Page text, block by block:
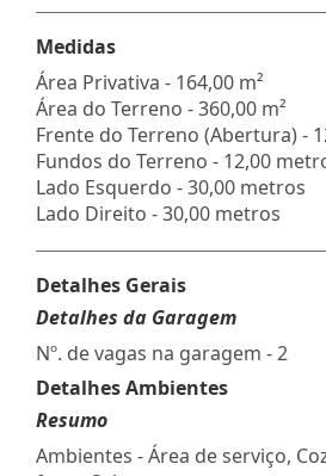
Medidas
Área Privativa - 164,00 m²
Área do Terreno - 360,00 m²
Frente do Terreno (Abertura) -
Fundos do Terreno - 12,00
Lado Esquerdo - 30,00 metros
Lado Direito - 30,00 metros
Detalhes Gerais
Detalhes da Garagem
Nº. de vagas na garagem - 2
Detalhes Ambientes
Resumo
Ambientes - Área de serviço,